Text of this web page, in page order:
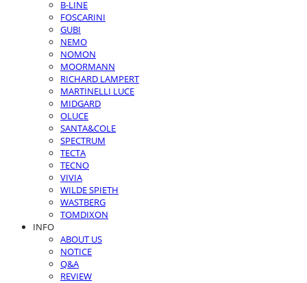
B-LINE
FOSCARINI
GUBI
NEMO
NOMON
MOORMANN
RICHARD LAMPERT
MARTINELLI LUCE
MIDGARD
OLUCE
SANTA&COLE
SPECTRUM
TECTA
TECNO
VIVIA
WILDE SPIETH
WASTBERG
TOMDIXON
INFO
ABOUT US
NOTICE
Q&A
REVIEW